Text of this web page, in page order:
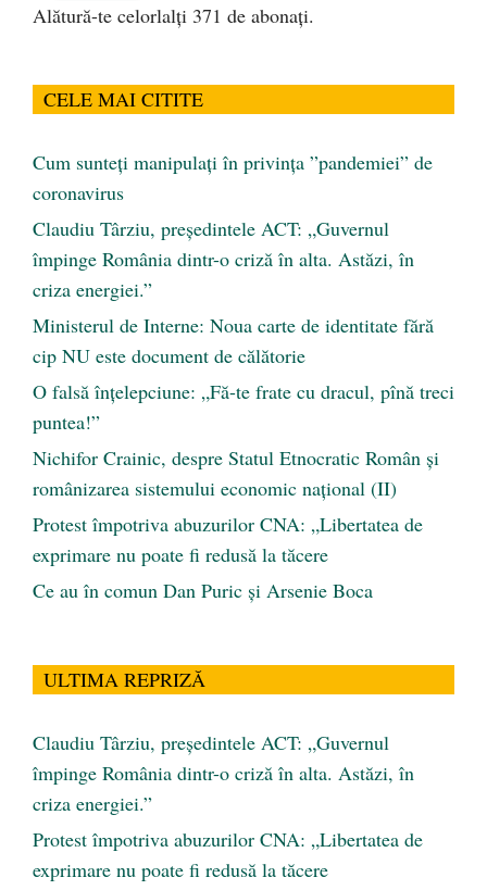
Alătură-te celorlalți 371 de abonați.
CELE MAI CITITE
Cum sunteți manipulați în privința ”pandemiei” de
coronavirus
Claudiu Târziu, președintele ACT: „Guvernul
împinge România dintr-o criză în alta. Astăzi, în
criza energiei.”
Ministerul de Interne: Noua carte de identitate fără
cip NU este document de călătorie
O falsă înțelepciune: „Fă-te frate cu dracul, pînă treci
puntea!”
Nichifor Crainic, despre Statul Etnocratic Român şi
românizarea sistemului economic naţional (II)
Protest împotriva abuzurilor CNA: „Libertatea de
exprimare nu poate fi redusă la tăcere
Ce au în comun Dan Puric şi Arsenie Boca
ULTIMA REPRIZĂ
Claudiu Târziu, președintele ACT: „Guvernul
împinge România dintr-o criză în alta. Astăzi, în
criza energiei.”
Protest împotriva abuzurilor CNA: „Libertatea de
exprimare nu poate fi redusă la tăcere